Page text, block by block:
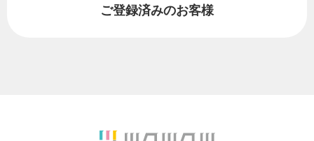
ご登録済みのお客様